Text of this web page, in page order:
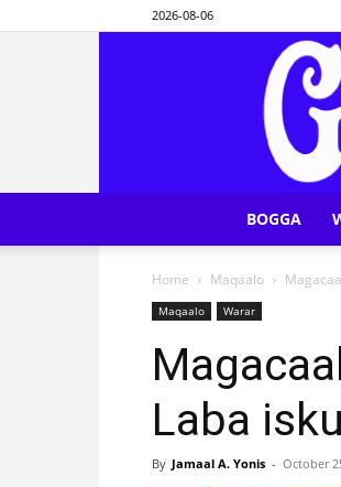
2026-08-06
BOGGA
Home Maqaalo
Maqaalo Warar
Laba
By Jamaal A. Yonis - October